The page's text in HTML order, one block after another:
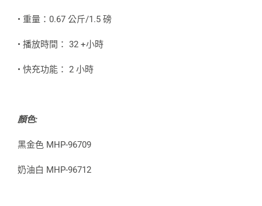
• 重量：0.67 公斤/1.5 磅
• 播放時間： 32 +小時
• 快充功能： 2 小時
顏色:
黑金色 MHP-96709
奶油白 MHP-96712